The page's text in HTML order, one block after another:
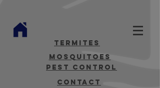
termites
mosquitoes
Pest Control
contact